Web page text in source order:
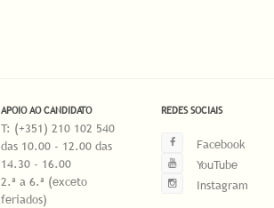
APOIO AO CANDIDATO
T: (+351) 210 102 540
das 10.00 - 12.00 das
14.30 - 16.00
2.ª a 6.ª (exceto
feriados)
REDES SOCIAIS
Facebook
YouTube
Instagram